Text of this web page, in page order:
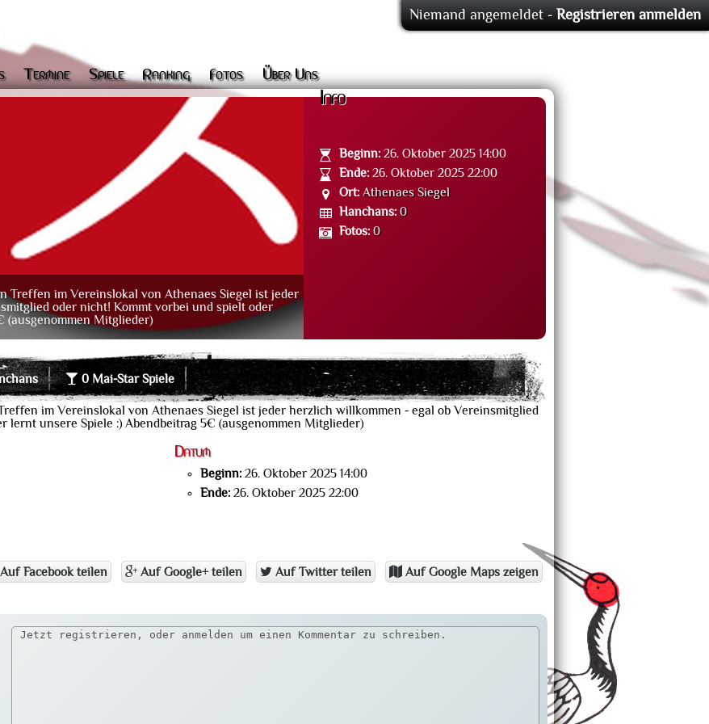
Termine Spiele Ranking Fotos Über Uns
Info
Beginn: 26. Oktober 2025 14:00
Ende: 26. Oktober 2025 22:00
Ort: Athenaes Siegel
Hanchans: 0
Fotos: 0
Treffen im Vereinslokal von Athenaes Siegel ist jeder
oder nicht! Kommt vorbei und spielt oder
(ausgenommen Mitglieder)
0 Mai-Star Spiele
im Vereinslokal von Athenaes Siegel ist jeder herzlich willkommen - egal ob Vereinsmitglied
lernt unsere Spiele :) Abendbeitrag 5€ (ausgenommen Mitglieder)
Datum
Beginn: 26. Oktober 2025 14:00
Ende: 26. Oktober 2025 22:00
Auf Facebook teilen Auf Google+ teilen Auf Twitter teilen Auf Google Maps zeigen
Niemand angemeldet -Registrieren anmelden